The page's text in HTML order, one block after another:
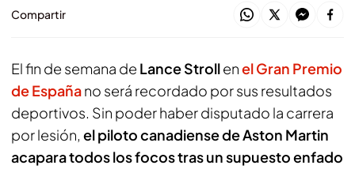
Compartir
El fin de semana de Lance Strollenel Gran Premio
de Españano será recordado por sus resultados
deportivos. Sin poder haber disputado la carrera
por lesión, el piloto canadiense de Aston Martin
acapara todos los focos tras un supuesto enfado